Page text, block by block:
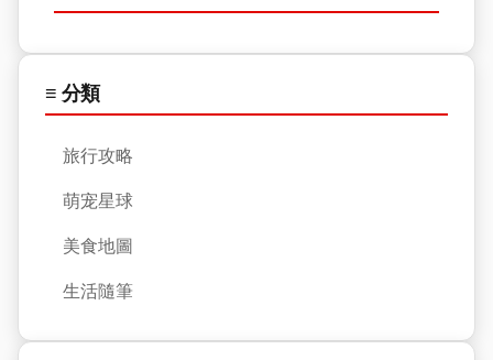
≡ 分類
旅行攻略
萌宠星球
美食地圖
生活隨筆